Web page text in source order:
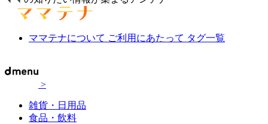
ママテナについて ご利用にあたって タグ一覧
>
雑貨・日用品
食品・飲料